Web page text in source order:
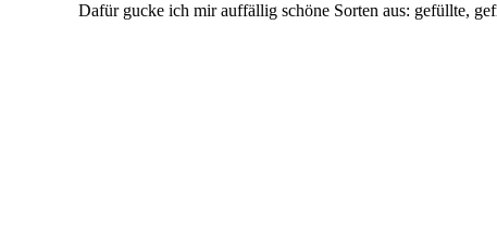
Dafür gucke ich mir auffällig schöne Sorten aus: gefüllte,